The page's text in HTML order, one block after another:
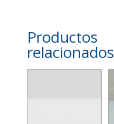
Productos
relacionados